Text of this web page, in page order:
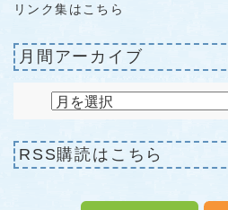
リンク集はこちら
月間アーカイブ
RSS購読はこちら